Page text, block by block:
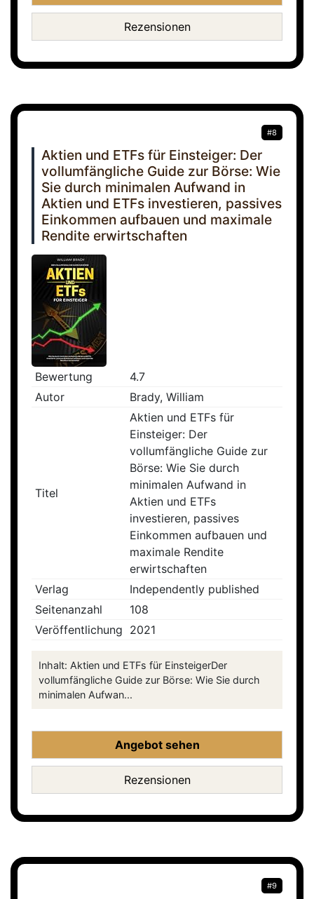
Rezensionen
#8
Aktien und ETFs für Einsteiger: Der
vollumfängliche Guide zur Börse: Wie
Sie durch minimalen Aufwand in
Aktien und ETFs investieren, passives
Einkommen aufbauen und maximale
Rendite erwirtschaften
Bewertung
4.7
Autor
Brady, William
Titel
Aktien und ETFs für
Einsteiger: Der
vollumfängliche Guide zur
Börse: Wie Sie durch
minimalen Aufwand in
Aktien und ETFs
investieren, passives
Einkommen aufbauen und
maximale Rendite
erwirtschaften
Verlag
Independently published
Seitenanzahl
108
Veröffentlichung 2021
Inhalt: Aktien und ETFs für EinsteigerDer
vollumfängliche Guide zur Börse: Wie Sie durch
minimalen Aufwan...
Angebot sehen
Rezensionen
#9